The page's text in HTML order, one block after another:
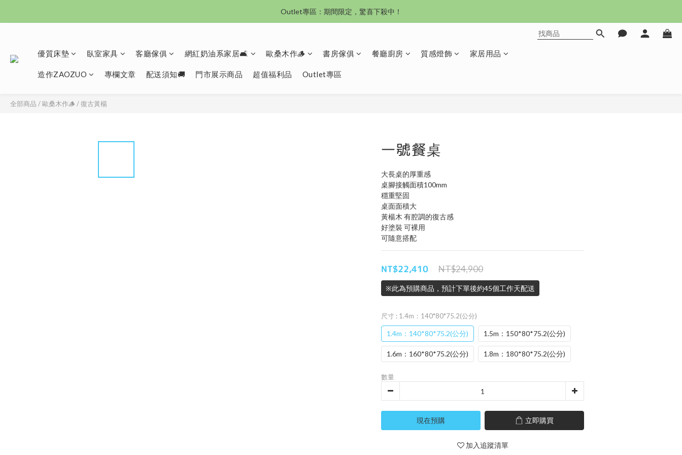
沙發新登場｜想躺就躺，頭等艙到商務艙一次擁有
Outlet專區：期間限定，驚喜下殺中！
優質床墊 臥室家具 客廳傢俱 網紅奶油系家居🛋️ 歐桑木作🪵 書房傢俱 餐廳廚房 質感燈飾 家居用品
造作ZAOZUO 專欄文章 配送須知🚚 門市展示商品 超值福利品 Outlet專區
全部商品 /歐桑木作🪵 /復古黃楊
一號餐桌
大長桌的厚重感
桌腳接觸面積100mm
穩重堅固
桌面面積大
黃楊木 有腔調的復古感
好塗裝 可裸用
可隨意搭配
NT$24,900
NT$22,410
※此為預購商品，預計下單後約45個工作天配送
尺寸 : 1.4m：140*80*75.2(公分)
1.4m：140*80*75.2(公分) 1.5m：150*80*75.2(公分)
1.6m：160*80*75.2(公分) 1.8m：180*80*75.2(公分)
數量
現在預購 立即購買
加入追蹤清單